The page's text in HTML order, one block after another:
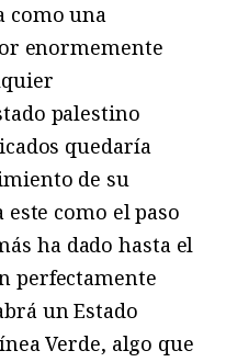
como una
enormemente
palestino
quedaría
de su
como el paso
ha dado hasta el
perfectamente
un Estado
Verde, algo que